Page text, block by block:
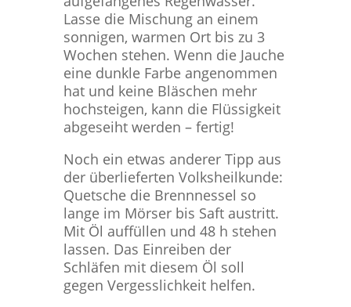
Lasse die Mischung an einem
sonnigen, warmen Ort bis zu 3
Wochen stehen. Wenn die Jauche
eine dunkle Farbe angenommen
hat und keine Bläschen mehr
hochsteigen, kann die Flüssigkeit
abgeseiht werden – fertig!
Noch ein etwas anderer Tipp aus
der überlieferten Volksheilkunde:
Quetsche die Brennnessel so
lange im Mörser bis Saft austritt.
Mit Öl auffüllen und 48 h stehen
lassen. Das Einreiben der
Schläfen mit diesem Öl soll
gegen Vergesslichkeit helfen.